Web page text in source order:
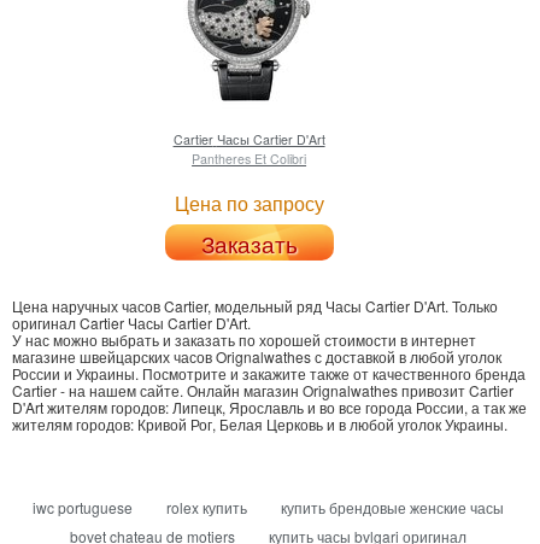
Cartier Часы Cartier D'Art
Pantheres Et Colibri
Цена по запросу
Заказать
Цена наручных часов Cartier, модельный ряд Часы Cartier D'Art. Только
оригинал Cartier Часы Cartier D'Art.
У нас можно выбрать и заказать по хорошей стоимости в интернет
магазине швейцарских часов Orignalwathes с доставкой в любой уголок
России и Украины. Посмотрите и закажите также от качественного бренда
Cartier - на нашем сайте. Онлайн магазин Orignalwathes привозит Cartier
D'Art жителям городов: Липецк, Ярославль и во все города России, а так же
жителям городов: Кривой Рог, Белая Церковь и в любой уголок Украины.
iwc portuguese rolex купить
купить брендовые женские часы
bovet chateau de motiers
купить часы bvlgari оригинал